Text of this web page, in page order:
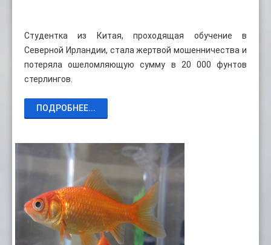
Студентка из Китая, проходящая обучение в
Северной Ирландии, стала жертвой мошенничества и
потеряла ошеломляющую сумму в 20 000 фунтов
стерлингов.
ПОДРОБНЕЕ...